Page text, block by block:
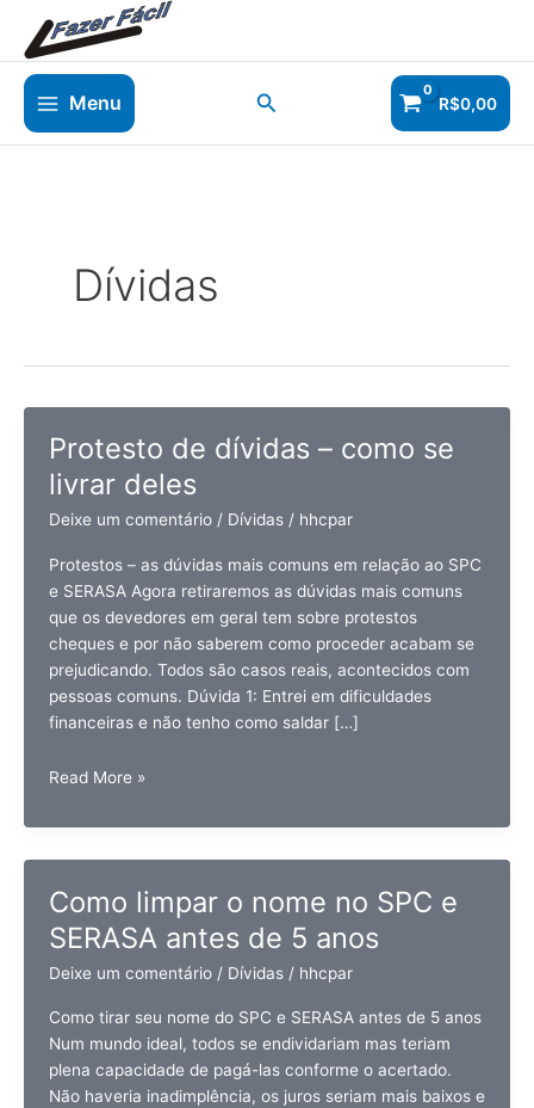
para
o
conteúdo Menu Pesquisar R$0,00
Dívidas
Protesto de dívidas – como se
livrar deles
Deixe um comentário / Dívidas/ hhcpar
Protestos – as dúvidas mais comuns em relação ao SPC
e SERASA Agora retiraremos as dúvidas mais comuns
que os devedores em geral tem sobre protestos
cheques e por não saberem como proceder acabam se
prejudicando. Todos são casos reais, acontecidos com
pessoas comuns. Dúvida 1: Entrei em dificuldades
financeiras e não tenho como saldar […]
Protesto
dívidas
se
livrar
Read More »
Como limpar o nome no SPC e
SERASA antes de 5 anos
Deixe um comentário / Dívidas/ hhcpar
Como tirar seu nome do SPC e SERASA antes de 5 anos
Num mundo ideal, todos se endividariam mas teriam
plena capacidade de pagá-las conforme o acertado.
Não haveria inadimplência, os juros seriam mais baixos e